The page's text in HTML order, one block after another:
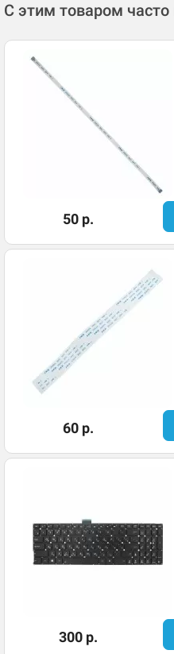
С этим товаром
50 р.
60 р.
300 р.